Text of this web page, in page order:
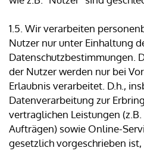
1.5. Wir verarbeiten
Nutzer nur unter Einhaltung
Datenschutzbestimmungen.
der Nutzer werden nur bei
Erlaubnis verarbeitet. D.h.,
Datenverarbeitung zur
vertraglichen Leistungen
Aufträgen) sowie Online-
gesetzlich vorgeschrieben